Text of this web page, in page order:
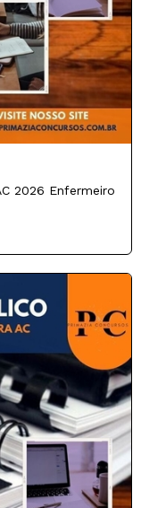
2026 Enfermeiro